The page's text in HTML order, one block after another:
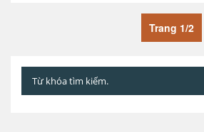
Trang 1/2